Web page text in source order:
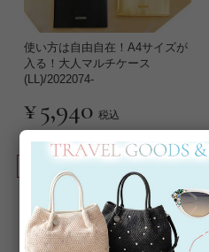
使い方は自由自在！A4サイズが
入る！大人マルチケース
(LL)/2022074-
¥5,940 税込